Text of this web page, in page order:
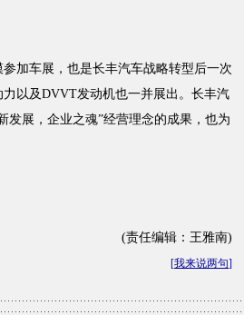
车展，也是长丰汽车战略转型后一次
以及DVVT发动机也一并展出。长丰汽
发展，企业之魂”经营理念的成果，也为
(责任编辑：王雅南)
[我来说两句]